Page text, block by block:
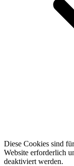
Diese Cookies sind
Website erforderlich
deaktiviert werden.